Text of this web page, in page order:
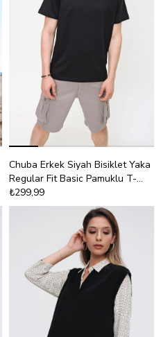
Chuba Erkek Siyah Bisiklet Yaka
Regular Fit Basic Pamuklu T-
Shirt 21S101
₺299,99